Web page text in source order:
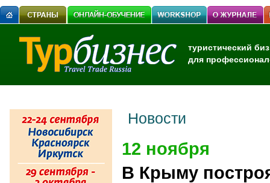
туристический
для
Новости
12 ноября
В Крыму